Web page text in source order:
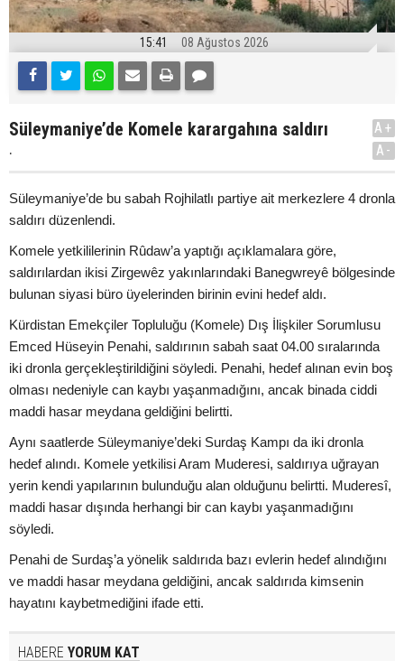
15:41 08 Ağustos 2026
Süleymaniye’de Komele karargahına saldırı
.
A+
A-
Süleymaniye’de bu sabah Rojhilatlı partiye ait merkezlere 4 dronla
saldırı düzenlendi.
Komele yetkililerinin Rûdaw’a yaptığı açıklamalara göre,
saldırılardan ikisi Zirgewêz yakınlarındaki Banegwreyê bölgesinde
bulunan siyasi büro üyelerinden birinin evini hedef aldı.
Kürdistan Emekçiler Topluluğu (Komele) Dış İlişkiler Sorumlusu
Emced Hüseyin Penahi, saldırının sabah saat 04.00 sıralarında
iki dronla gerçekleştirildiğini söyledi. Penahi, hedef alınan evin boş
olması nedeniyle can kaybı yaşanmadığını, ancak binada ciddi
maddi hasar meydana geldiğini belirtti.
Aynı saatlerde Süleymaniye’deki Surdaş Kampı da iki dronla
hedef alındı. Komele yetkilisi Aram Muderesi, saldırıya uğrayan
yerin kendi yapılarının bulunduğu alan olduğunu belirtti. Muderesî,
maddi hasar dışında herhangi bir can kaybı yaşanmadığını
söyledi.
Penahi de Surdaş’a yönelik saldırıda bazı evlerin hedef alındığını
ve maddi hasar meydana geldiğini, ancak saldırıda kimsenin
hayatını kaybetmediğini ifade etti.
HABERE YORUM KAT